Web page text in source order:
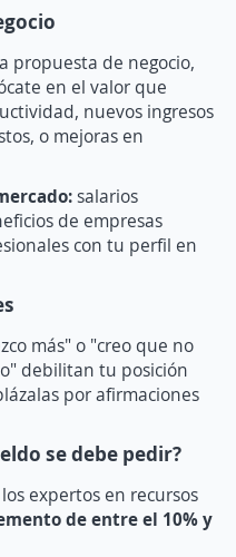
propuesta de negocio,
en el valor que
nuevos ingresos
o mejoras en
salarios
de empresas
con tu perfil en
más" o "creo que no
debilitan tu posición
por afirmaciones
se debe pedir?
expertos en recursos
de entre el 10% y